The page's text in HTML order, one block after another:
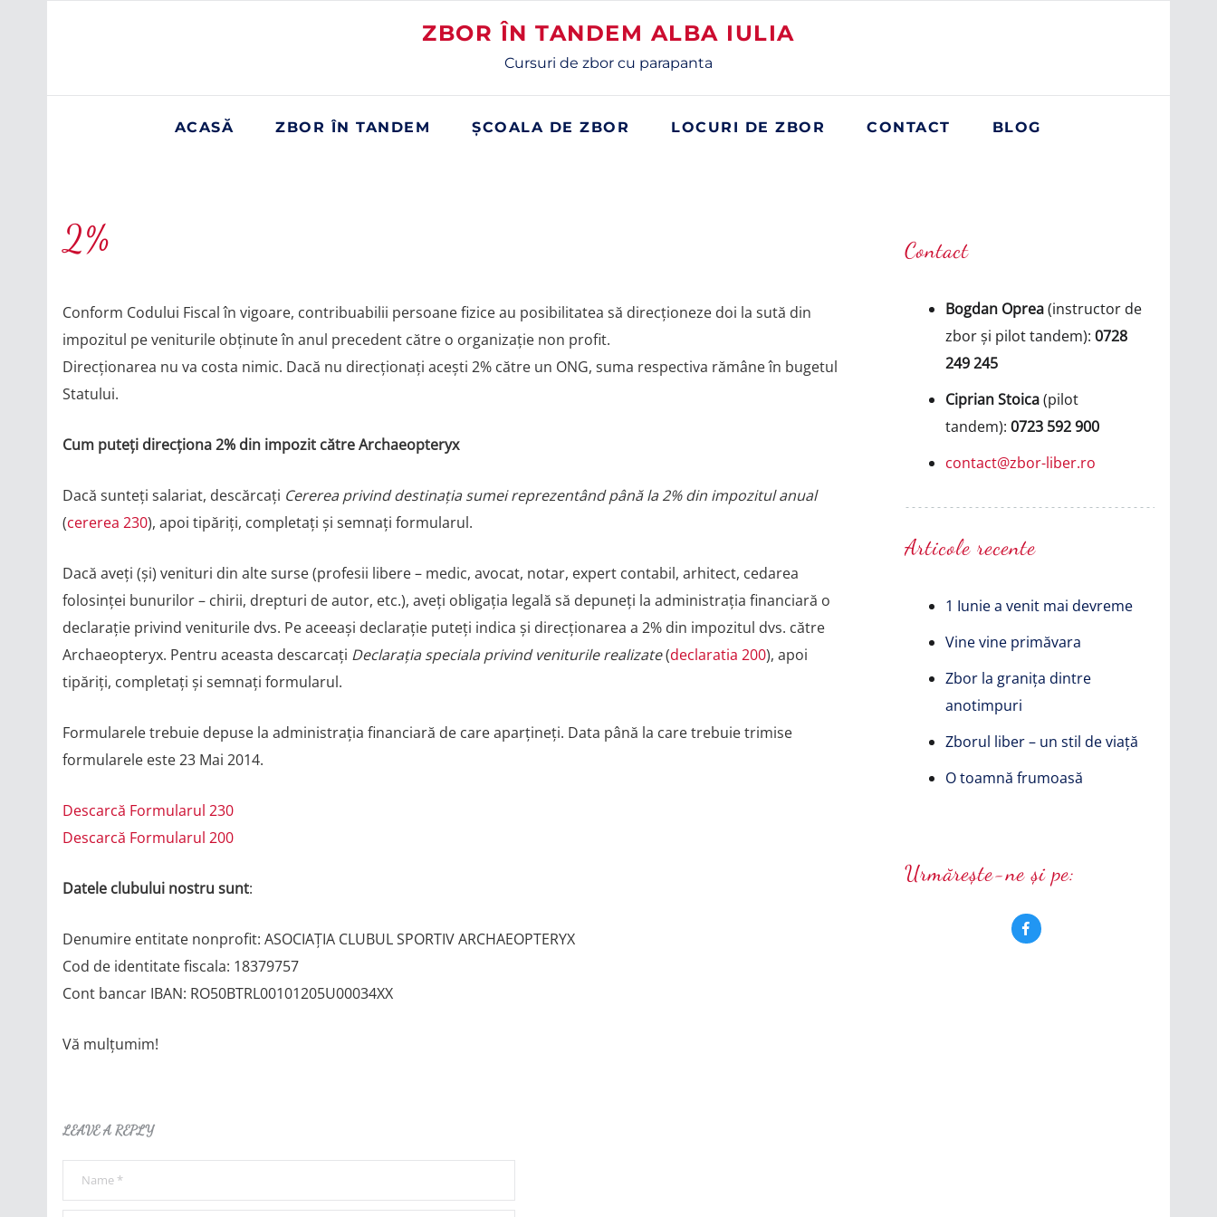
ZBOR ÎN TANDEM ALBA IULIA
Cursuri de zbor cu parapanta
ACASĂ ZBOR ÎN TANDEM ȘCOALA DE ZBOR LOCURI DE ZBOR CONTACT BLOG
2%
Conform Codului Fiscal în vigoare, contribuabilii persoane fizice au posibilitatea să direcționeze doi la sută din
impozitul pe veniturile obținute în anul precedent către o organizație non profit.
Direcționarea nu va costa nimic. Dacă nu direcționați acești 2% către un ONG, suma respectiva rămâne în bugetul
Statului.
Cum puteţi direcţiona 2% din impozit către Archaeopteryx
Dacă sunteți salariat, descărcați Cererea privind destinația sumei reprezentând până la 2% din impozitul anual
(cererea 230), apoi tipăriți, completați și semnați formularul.
Dacă aveți (și) venituri din alte surse (profesii libere – medic, avocat, notar, expert contabil, arhitect, cedarea
folosinței bunurilor – chirii, drepturi de autor, etc.), aveți obligația legală să depuneți la administrația financiară o
declarație privind veniturile dvs. Pe aceeași declarație puteți indica și direcționarea a 2% din impozitul dvs. către
Archaeopteryx. Pentru aceasta descarcați Declarația speciala privind veniturile realizate(declaratia 200), apoi
tipăriți, completați și semnați formularul.
Formularele trebuie depuse la administrația financiară de care aparțineți. Data până la care trebuie trimise
formularele este 23 Mai 2014.
Descarcă Formularul 230
Descarcă Formularul 200
Datele clubului nostru sunt:
Denumire entitate nonprofit: ASOCIAȚIA CLUBUL SPORTIV ARCHAEOPTERYX
Cod de identitate fiscala: 18379757
Cont bancar IBAN: RO50BTRL00101205U00034XX
Vă mulţumim!
LEAVE A REPLY
Contact
Bogdan Oprea(instructor de
zbor și pilot tandem): 0728
249 245
Ciprian Stoica(pilot
tandem): 0723 592 900
contact@zbor-liber.ro
Articole recente
1 Iunie a venit mai devreme
Vine vine primăvara
Zbor la granița dintre
anotimpuri
Zborul liber – un stil de viață
O toamnă frumoasă
Urmărește-ne și pe: